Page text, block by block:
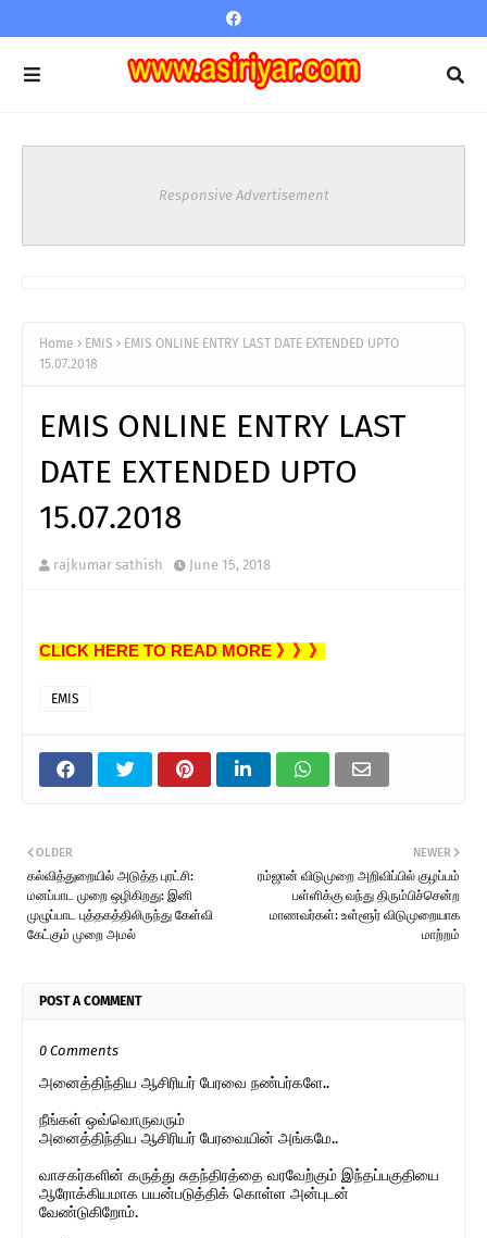
Responsive Advertisement
Home EMIS
EMIS ONLINE ENTRY LAST DATE EXTENDED UPTO
15.07.2018
EMIS ONLINE ENTRY LAST
DATE EXTENDED UPTO
15.07.2018
rajkumar sathish June 15, 2018
CLICK HERE TO READ MORE 》》》
EMIS
NEWER
ரம்ஜான் விடுமுறை அறிவிப்பில் குழப்பம்
பள்ளிக்கு வந்து திரும்பிச்சென்ற
மாணவர்கள்: உள்ளூர் விடுமுறையாக
மாற்றம்
OLDER
கல்வித்துறையில் அடுத்த புரட்சி:
மனப்பாட முறை ஒழிகிறது: இனி
முழுப்பாட புத்தகத்திலிருந்து கேள்வி
கேட்கும் முறை அமல்
POST A COMMENT
0 Comments
அனைத்திந்திய ஆசிரியர் பேரவை நண்பர்களே..
நீங்கள் ஒவ்வொருவரும்
அனைத்திந்திய ஆசிரியர் பேரவையின் அங்கமே..
வாசகர்களின் கருத்து சுதந்திரத்தை வரவேற்கும் இந்தப்பகுதியை
ஆரோக்கியமாக பயன்படுத்திக் கொள்ள அன்புடன்
வேண்டுகிறோம்.